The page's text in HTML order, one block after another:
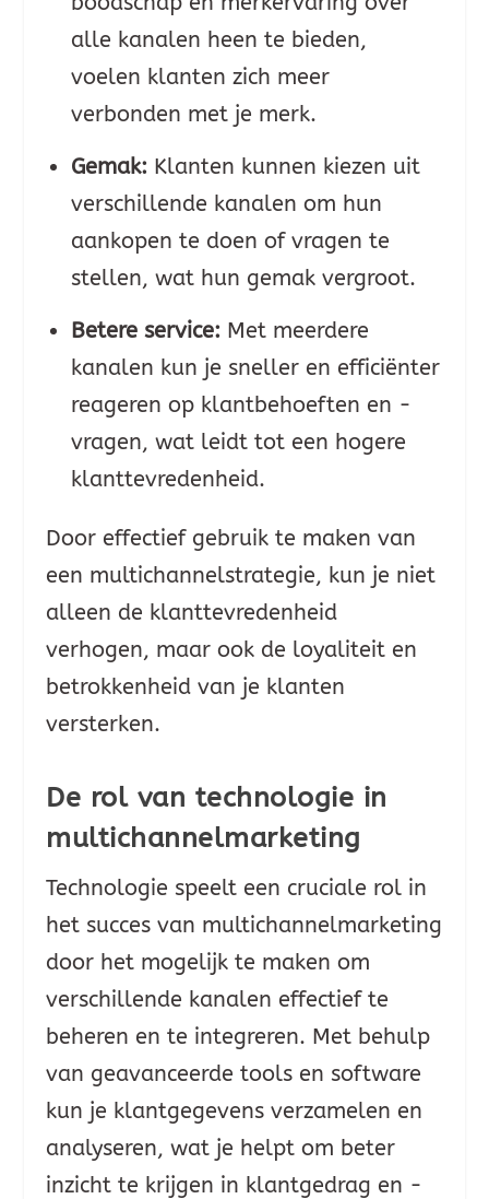
alle kanalen heen te bieden,
voelen klanten zich meer
verbonden met je merk.
Gemak: Klanten kunnen kiezen uit
verschillende kanalen om hun
aankopen te doen of vragen te
stellen, wat hun gemak vergroot.
Betere service: Met meerdere
kanalen kun je sneller en efficiënter
reageren op klantbehoeften en -
vragen, wat leidt tot een hogere
klanttevredenheid.
Door effectief gebruik te maken van
een multichannelstrategie, kun je niet
alleen de klanttevredenheid
verhogen, maar ook de loyaliteit en
betrokkenheid van je klanten
versterken.
De rol van technologie in
multichannelmarketing
Technologie speelt een cruciale rol in
het succes van multichannelmarketing
door het mogelijk te maken om
verschillende kanalen effectief te
beheren en te integreren. Met behulp
van geavanceerde tools en software
kun je klantgegevens verzamelen en
analyseren, wat je helpt om beter
inzicht te krijgen in klantgedrag en -